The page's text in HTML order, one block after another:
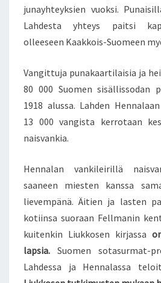
junayhteyksien vuoksi.
Lahdesta yhteys paitsi
olleeseen Kaakkois-Suomeen
Vangittuja punakaartilaisia ja
80 000 Suomen sisällissodan
1918 alussa. Lahden
13 000 vangista kerrotaan
naisvankia.
Hennalan vankileirillä
saaneen miesten kanssa
lievempänä. Äitien ja lasten
kotiinsa suoraan Fellmanin
kuitenkin Liukkosen kirjassa
lapsia. Suomen sotasurmat-
Lahdessa ja Hennalassa